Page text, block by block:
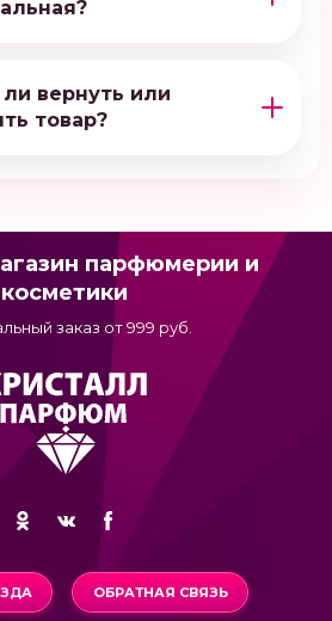
вернуть или
товар?
парфюмерии и
косметики
заказ от 999 руб.
ОБРАТНАЯ СВЯЗЬ